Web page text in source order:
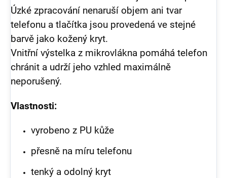
Úzké zpracování nenaruší objem ani tvar
telefonu a tlačítka jsou provedená ve stejné
barvě jako kožený kryt.
Vnitřní výstelka z mikrovlákna pomáhá telefon
chránit a udrží jeho vzhled maximálně
neporušený.
Vlastnosti:
vyrobeno z PU kůže
přesně na míru telefonu
tenký a odolný kryt